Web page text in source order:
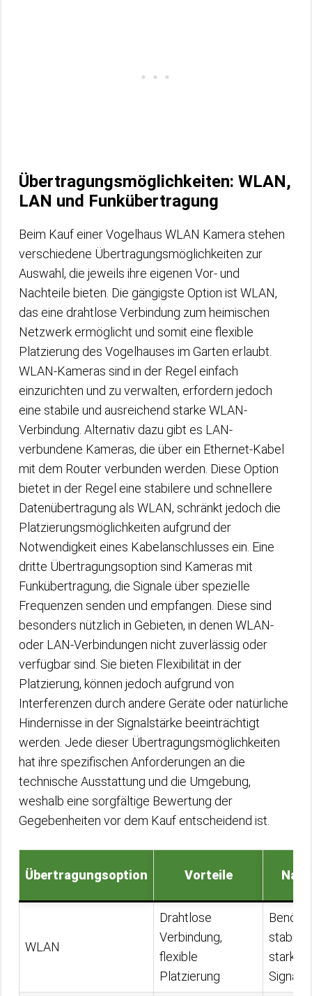
Übertragungsmöglichkeiten: WLAN,
LAN und Funkübertragung
Beim Kauf einer Vogelhaus WLAN Kamera stehen
verschiedene Übertragungsmöglichkeiten zur
Auswahl, die jeweils ihre eigenen Vor- und
Nachteile bieten. Die gängigste Option ist WLAN,
das eine drahtlose Verbindung zum heimischen
Netzwerk ermöglicht und somit eine flexible
Platzierung des Vogelhauses im Garten erlaubt.
WLAN-Kameras sind in der Regel einfach
einzurichten und zu verwalten, erfordern jedoch
eine stabile und ausreichend starke WLAN-
Verbindung. Alternativ dazu gibt es LAN-
verbundene Kameras, die über ein Ethernet-Kabel
mit dem Router verbunden werden. Diese Option
bietet in der Regel eine stabilere und schnellere
Datenübertragung als WLAN, schränkt jedoch die
Platzierungsmöglichkeiten aufgrund der
Notwendigkeit eines Kabelanschlusses ein. Eine
dritte Übertragungsoption sind Kameras mit
Funkübertragung, die Signale über spezielle
Frequenzen senden und empfangen. Diese sind
besonders nützlich in Gebieten, in denen WLAN-
oder LAN-Verbindungen nicht zuverlässig oder
verfügbar sind. Sie bieten Flexibilität in der
Platzierung, können jedoch aufgrund von
Interferenzen durch andere Geräte oder natürliche
Hindernisse in der Signalstärke beeinträchtigt
werden. Jede dieser Übertragungsmöglichkeiten
hat ihre spezifischen Anforderungen an die
technische Ausstattung und die Umgebung,
weshalb eine sorgfältige Bewertung der
Gegebenheiten vor dem Kauf entscheidend ist.
Übertragungsoption Vorteile
WLAN
Drahtlose
Verbindung,
flexible
Platzierung
starkes
Signal